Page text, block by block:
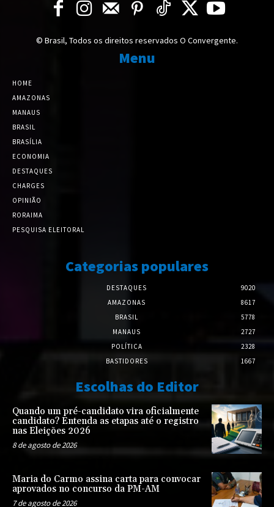
© Brasil, Todos os direitos reservados O Convergente.
Menu
HOME
AMAZONAS
MANAUS
BRASIL
BRASÍLIA
ECONOMIA
DESTAQUES
CHARGES
OPINIÃO
RORAIMA
PESQUISA ELEITORAL
Categorias populares
DESTAQUES
9020
AMAZONAS
8617
BRASIL
5778
MANAUS
2727
POLÍTICA
2328
BASTIDORES
1667
Escolhas do Editor
Quando um pré-candidato vira oficialmente
candidato? Entenda as etapas até o registro
nas Eleições 2026
8 de agosto de 2026
Maria do Carmo assina carta para convocar
aprovados no concurso da PM-AM
7 de agosto de 2026